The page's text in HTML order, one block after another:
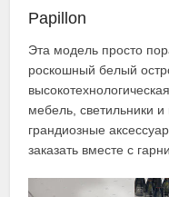
Papillon
Эта модель просто
роскошный белый
мебель, светильники
грандиозные
заказать вместе с